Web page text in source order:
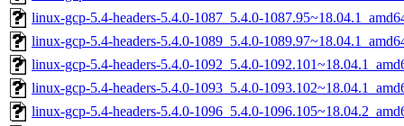
linux-gcp-5.4-headers-5.4.0-1087_5.4.0-
linux-gcp-5.4-headers-5.4.0-1089_5.4.0-
linux-gcp-5.4-headers-5.4.0-1092_5.4.0-
linux-gcp-5.4-headers-5.4.0-1093_5.4.0-
linux-gcp-5.4-headers-5.4.0-1096_5.4.0-